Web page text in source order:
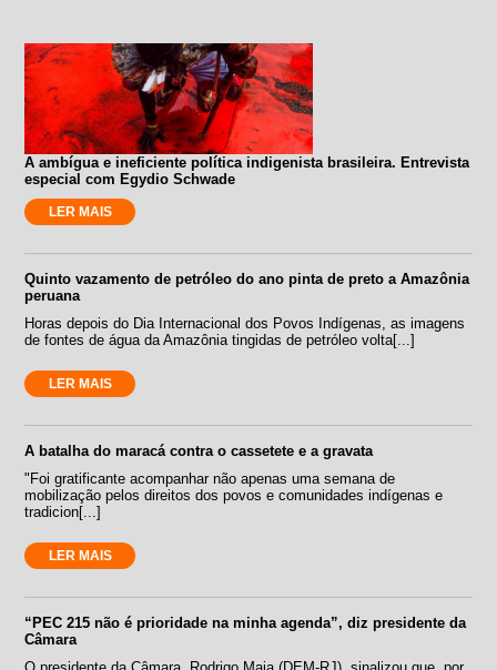
A ambígua e ineficiente política indigenista brasileira. Entrevista
especial com Egydio Schwade
LER MAIS
Quinto vazamento de petróleo do ano pinta de preto a Amazônia
peruana
Horas depois do Dia Internacional dos Povos Indígenas, as imagens
de fontes de água da Amazônia tingidas de petróleo volta[...]
LER MAIS
A batalha do maracá contra o cassetete e a gravata
"Foi gratificante acompanhar não apenas uma semana de
mobilização pelos direitos dos povos e comunidades indígenas e
tradicion[...]
LER MAIS
“PEC 215 não é prioridade na minha agenda”, diz presidente da
Câmara